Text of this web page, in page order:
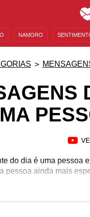
NAMORO
do dia é uma pessoa
pessoa ainda mais
Escolha os